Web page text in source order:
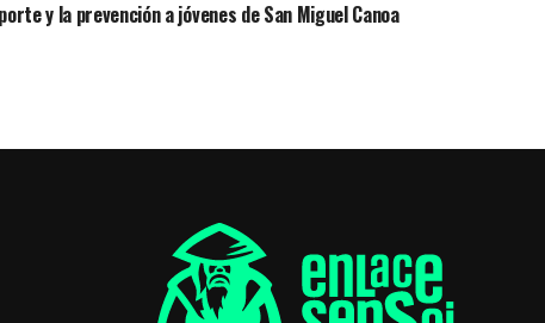
y la prevención a jóvenes de San Miguel Canoa